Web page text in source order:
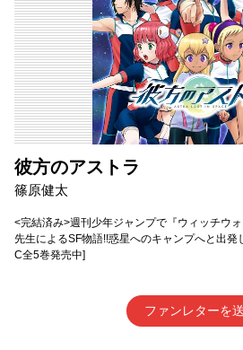
彼方のアストラ
篠原健太
<完結済み>週刊少年ジャンプで『ウィッチウ
先生によるSF物語!!惑星へのキャンプへと出発
C全5巻発売中]
ファンレターを